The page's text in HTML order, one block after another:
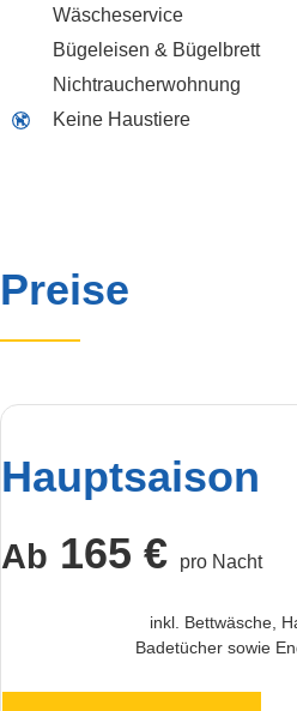
Wäscheservice
Bügeleisen & Bügelbrett
Nichtraucherwohnung
Keine Haustiere
Preise
Hauptsaison
Ab 165 € pro Nacht
inkl. Bettwäsche,
Badetücher sowie